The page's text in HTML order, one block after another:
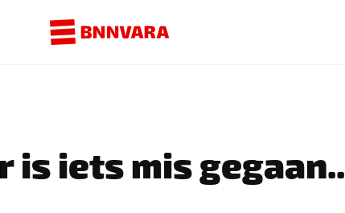
is iets mis gegaan..